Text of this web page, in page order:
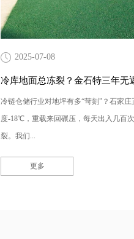
2025-07-08
冷库地面总冻裂？金石特三年无
冷链仓储行业对地坪有多“苛刻”？石家
度-18℃，重载来回碾压，每天出入几百
裂。我们...
更多